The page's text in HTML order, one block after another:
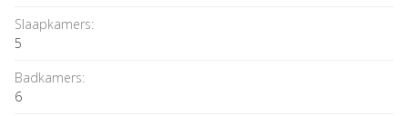
Slaapkamers:
5
Badkamers:
6